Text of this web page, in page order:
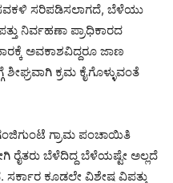
ಸರಿಪಡಿಸಲಾಗದೆ, ಬೆಳೆಯು
ನಿರ್ವಹಣಾ ಪ್ರಾಧಿಕಾರದ
ಅವಕಾಶವಿದ್ದರೂ ಜಾಣ
ಶೀಘ್ರವಾಗಿ ಕ್ರಮ ಕೈಗೊಳ್ಳುವಂತೆ
ಗ್ರಾಮ ಪಂಚಾಯಿತಿ
ರೈತರು ಬೆಳೆದಿದ್ದ ಬೆಳೆಯಷ್ಟೇ ಅಲ್ಲದೆ
ಕೂಡಲೇ ವಿಶೇಷ ವಿಪತ್ತು